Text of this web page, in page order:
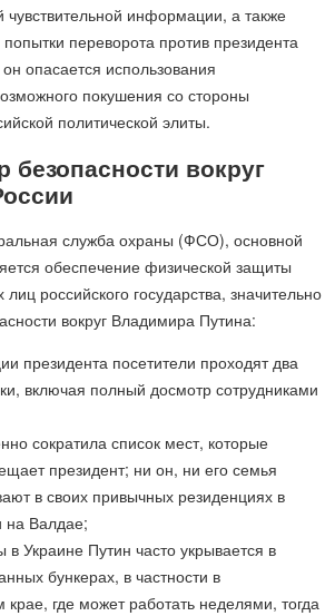
чувствительной информации, а также
переворота против президента
опасается использования
покушения со стороны
политической элиты.
безопасности вокруг
служба охраны (ФСО), основной
обеспечение физической защиты
российского государства, значительно
вокруг Владимира Путина:
президента посетители проходят два
включая полный досмотр сотрудниками
сократила список мест, которые
президент; ни он, ни его семья
в своих привычных резиденциях в
на Валдае;
в Украине Путин часто укрывается в
бункерах, в частности в
крае, где может работать неделями, тогда